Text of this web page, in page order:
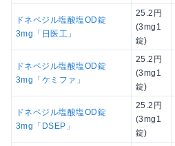
ドネペジル塩酸塩OD錠
3mg「日医工」
25.2円
(3mg1
錠)
ドネペジル塩酸塩OD錠
3mg「ケミファ」
25.2円
(3mg1
錠)
ドネペジル塩酸塩OD錠
3mg「DSEP」
25.2円
(3mg1
錠)